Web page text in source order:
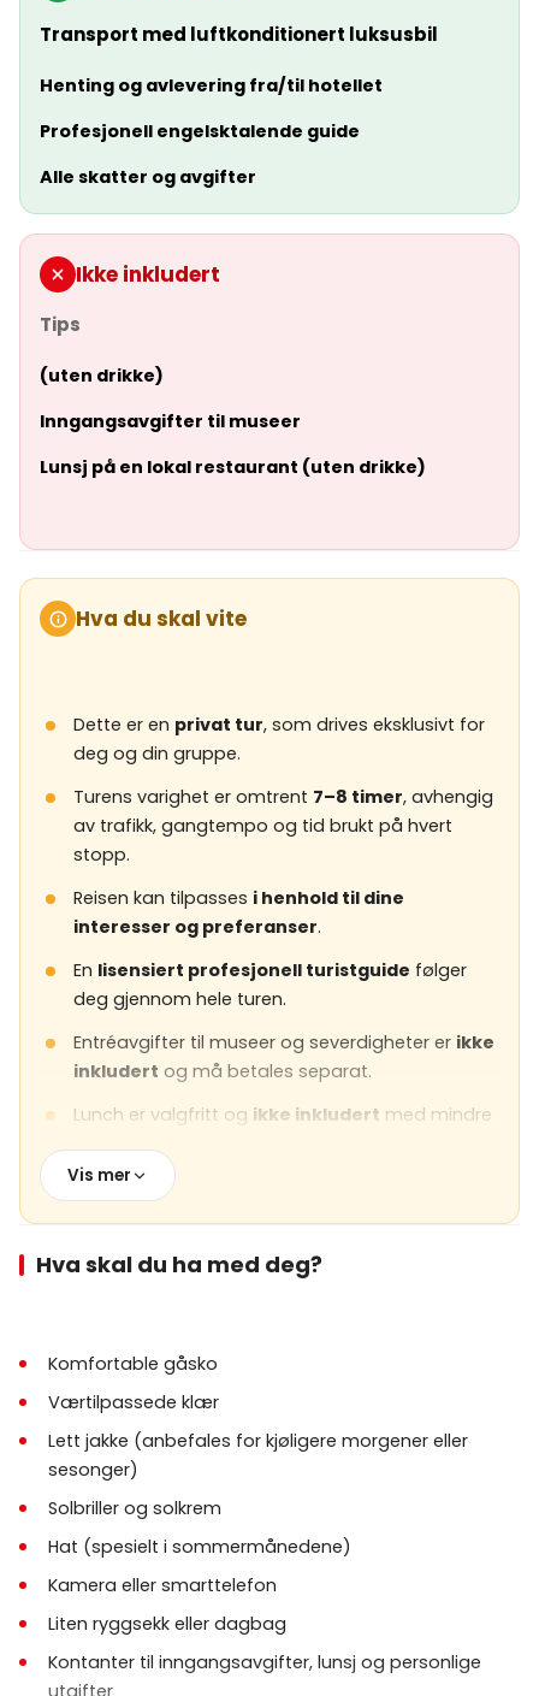
Transport med luftkonditionert luksusbil
Henting og avlevering fra/til hotellet
Profesjonell engelsktalende guide
Alle skatter og avgifter
Ikke inkludert
Tips
(uten drikke)
Inngangsavgifter til museer
Lunsj på en lokal restaurant (uten drikke)
Hva du skal vite
Dette er en privat tur, som drives eksklusivt for
deg og din gruppe.
Turens varighet er omtrent 7–8 timer, avhengig
av trafikk, gangtempo og tid brukt på hvert
stopp.
Reisen kan tilpasses i henhold til dine
interesser og preferanser.
En lisensiert profesjonell turistguide følger
deg gjennom hele turen.
Entréavgifter til museer og severdigheter er ikke
inkludert og må betales separat.
Lunch er valgfritt og ikke inkludert med mindre
annet er spesifisert.
Moderat gange er involvert, spesielt i
Komfortable tursko og værtilpasset klær
regioner i Cappadocia.
Turen går året rundt; værforhold kan påvirke
timing eller rutejusteringer.
Barn må alltid være ledsaget av en voksen.
Avbestillings- og endringspolitikken varierer etter
leverandør og forklares ved bestilling.
Vis mer
Hva skal du ha med deg?
Komfortable gåsko
Værtilpassede klær
Lett jakke (anbefales for kjøligere morgener eller
sesonger)
Solbriller og solkrem
Hat (spesielt i sommermånedene)
Kamera eller smarttelefon
Liten ryggsekk eller dagbag
Kontanter til inngangsavgifter, lunsj og personlige
utgifter